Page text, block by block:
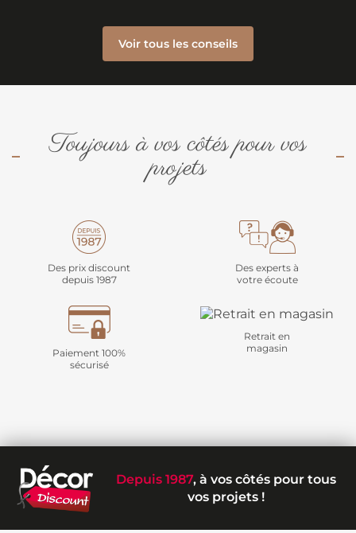
Voir tous les conseils
Toujours à vos côtés pour vos
projets
Des prix discount
depuis 1987
Des experts à
votre écoute
Paiement 100%
sécurisé
Retrait en
magasin
Depuis 1987, à vos côtés pour tous
vos projets !